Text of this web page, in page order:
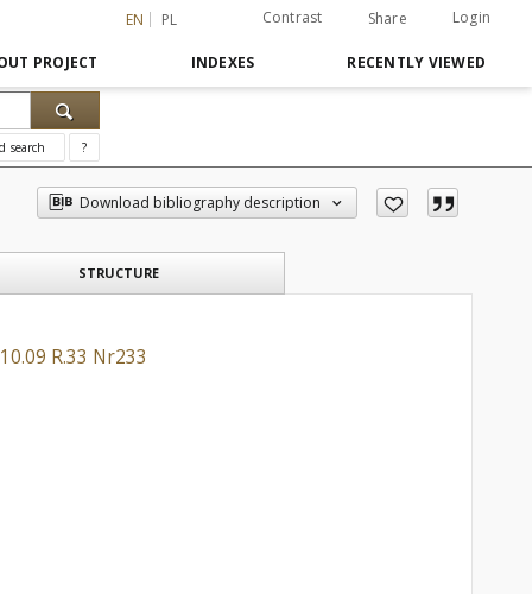
EN PL Contrast Share Login
PROJECT INDEXES RECENTLY VIEWED
search ?
Download bibliography description
STRUCTURE
R.33 Nr233